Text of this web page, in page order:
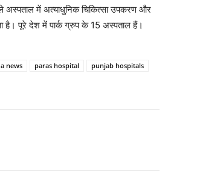
अस्पताल में अत्याधुनिक चिकित्सा उपकरण और
है। पूरे देश में पार्क ग्रुप के 15 अस्पताल हैं।
news paras hospital
punjab hospitals